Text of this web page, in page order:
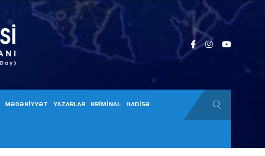
MƏDƏNİYYƏT YAZARLAR KRİMİNAL HADİSƏ